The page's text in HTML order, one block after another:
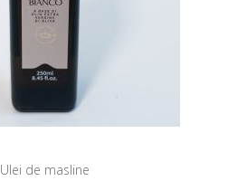
Ulei de masline